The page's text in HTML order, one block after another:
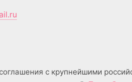
с крупнейшими